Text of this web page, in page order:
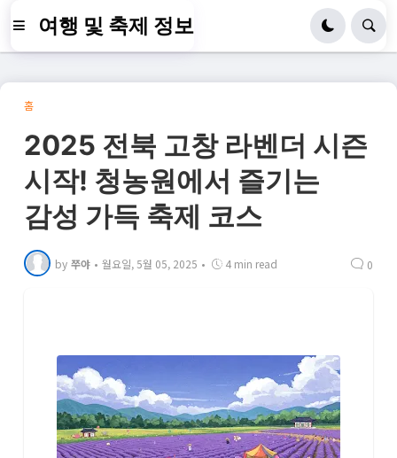
여행 및 축제 정보
홈
2025 전북 고창 라벤더 시즌
시작! 청농원에서 즐기는
감성 가득 축제 코스
by 쭈야 • 월요일, 5월 05, 2025 • 4 min read 0